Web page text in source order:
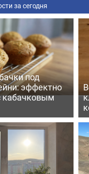
за сегодня
под
эффектно
кабачковым